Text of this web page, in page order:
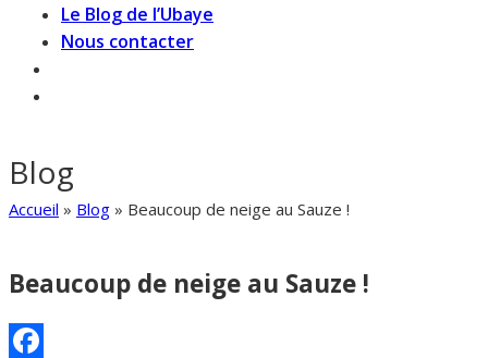
Le Blog de l’Ubaye
Nous contacter
Blog
Accueil » Blog » Beaucoup de neige au Sauze !
Beaucoup de neige au Sauze !